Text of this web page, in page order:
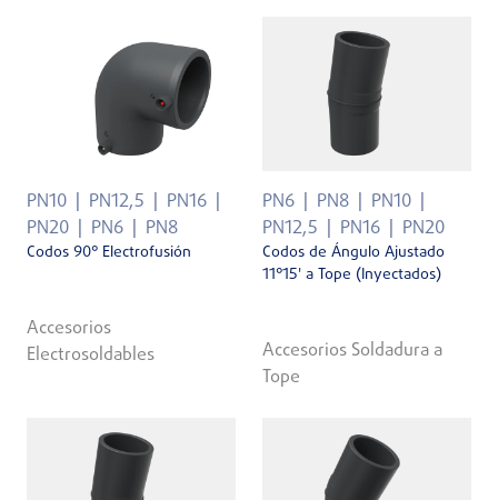
PN10 PN12,5
PN16
PN20
PN6 PN8
Codos 90° Electrofusión
Accesorios
Electrosoldables
PN6 PN8
PN10
PN12,5
PN16 PN20
Codos de Ángulo Ajustado
11°15' a Tope (Inyectados)
Accesorios Soldadura a
Tope